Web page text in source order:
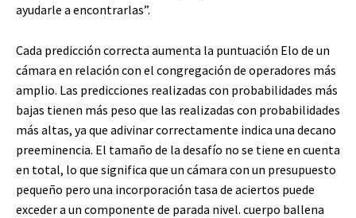
ayudarle a encontrarlas”.
Cada predicción correcta aumenta la puntuación Elo de un
cámara en relación con el congregación de operadores más
amplio. Las predicciones realizadas con probabilidades más
bajas tienen más peso que las realizadas con probabilidades
más altas, ya que adivinar correctamente indica una decano
preeminencia. El tamaño de la desafío no se tiene en cuenta
en total, lo que significa que un cámara con un presupuesto
pequeño pero una incorporación tasa de aciertos puede
exceder a un componente de parada nivel. cuerpo ballena